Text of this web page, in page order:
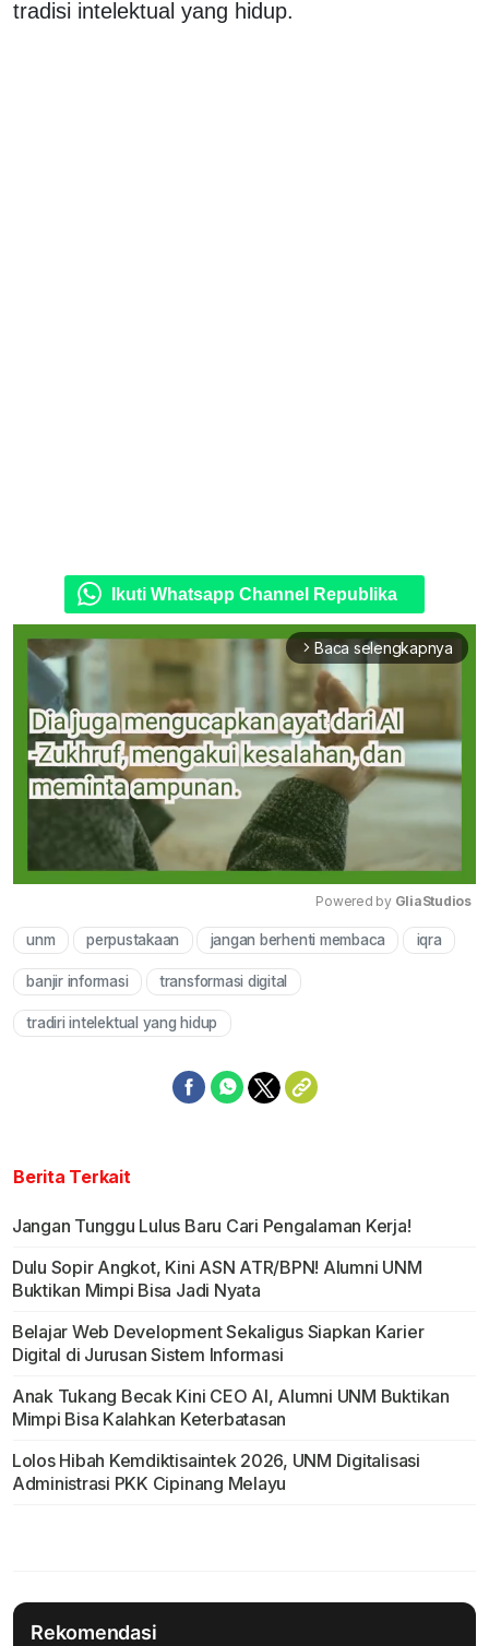
tradisi intelektual yang hidup.
Ikuti Whatsapp Channel Republika
arrow_forward_ios Baca selengkapnya
Mute
Powered by GliaStudios
unm perpustakaan jangan berhenti membaca iqra
banjir informasi transformasi digital
tradiri intelektual yang hidup
Berita Terkait
Jangan Tunggu Lulus Baru Cari Pengalaman Kerja!
Dulu Sopir Angkot, Kini ASN ATR/BPN! Alumni UNM
Buktikan Mimpi Bisa Jadi Nyata
Belajar Web Development Sekaligus Siapkan Karier
Digital di Jurusan Sistem Informasi
Anak Tukang Becak Kini CEO AI, Alumni UNM Buktikan
Mimpi Bisa Kalahkan Keterbatasan
Lolos Hibah Kemdiktisaintek 2026, UNM Digitalisasi
Administrasi PKK Cipinang Melayu
Rekomendasi